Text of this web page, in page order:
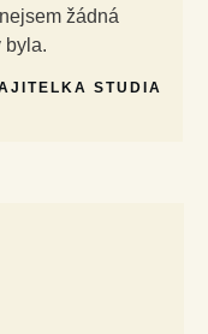
žádná
byla.
STUDIA